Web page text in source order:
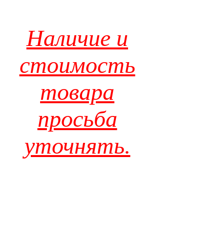
Наличие и
стоимость
товара
просьба
уточнять.